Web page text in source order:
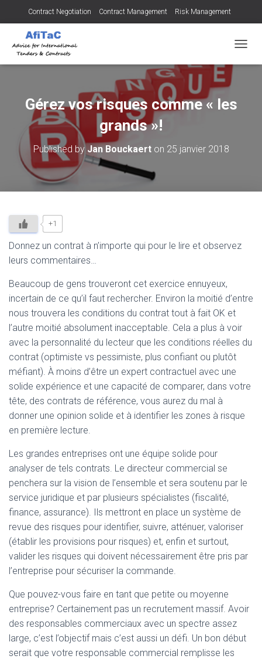
Contract Negotiation Contract Management Risk Management
Tendering for Contracts
Gérez vos risques comme « les
grands »!
Published by Jan Bouckaerton 25 janvier 2018
+1
Donnez un contrat à n’importe qui pour le lire et observez
leurs commentaires…
Beaucoup de gens trouveront cet exercice ennuyeux,
incertain de ce qu’il faut rechercher. Environ la moitié d’entre
nous trouvera les conditions du contrat tout à fait OK et
l’autre moitié absolument inacceptable. Cela a plus à voir
avec la personnalité du lecteur que les conditions réelles du
contrat (optimiste vs pessimiste, plus confiant ou plutôt
méfiant). À moins d’être un expert contractuel avec une
solide expérience et une capacité de comparer, dans votre
tête, des contrats de référence, vous aurez du mal à
donner une opinion solide et à identifier les zones à risque
en première lecture.
Les grandes entreprises ont une équipe solide pour
analyser de tels contrats. Le directeur commercial se
penchera sur la vision de l’ensemble et sera soutenu par le
service juridique et par plusieurs spécialistes (fiscalité,
finance, assurance). Ils mettront en place un système de
revue des risques pour identifier, suivre, atténuer, valoriser
(établir les provisions pour risques) et, enfin et surtout,
valider les risques qui doivent nécessairement être pris par
l’entreprise pour sécuriser la commande.
Que pouvez-vous faire en tant que petite ou moyenne
entreprise? Certainement pas un recrutement massif. Avoir
des responsables commerciaux avec un spectre assez
large, c’est l’objectif mais c’est aussi un défi. Un bon début
serait que votre responsable commercial remplisse les